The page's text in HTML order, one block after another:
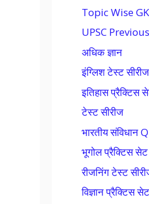
Topic Wise
UPSC
अधिक ज्ञान
इंग्लिश टेस्ट सीरीज
इतिहास प्रैक्टिस
टेस्ट सीरीज
भारतीय संविधान
भूगोल प्रैक्टिस सेट
रीजनिंग टेस्ट
विज्ञान प्रैक्टिस सेट